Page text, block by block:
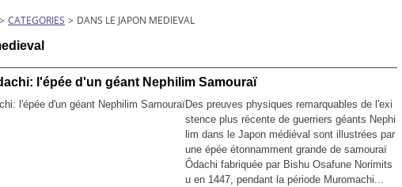
> CATEGORIES > DANS LE JAPON MEDIEVAL
l'épée d'un géant Nephilim Samouraï
Des preuves physiques remarquables de l'exi
stence plus récente de guerriers géants Nephi
lim dans le Japon médiéval sont illustrées par
une épée étonnamment grande de samouraï
Ôdachi fabriquée par Bishu Osafune Norimits
u en 1447, pendant la période Muromachi...